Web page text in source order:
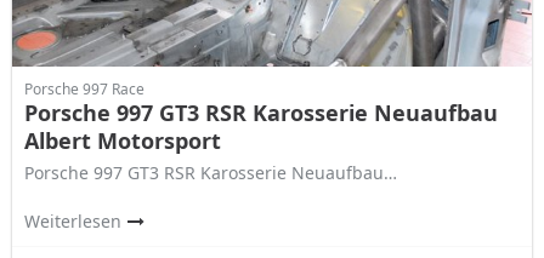
Porsche 997 Race
Porsche 997 GT3 RSR Karosserie Neuaufbau
Albert Motorsport
Porsche 997 GT3 RSR Karosserie Neuaufbau…
Weiterlesen